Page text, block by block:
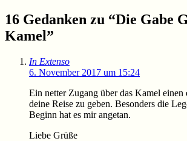
16 Gedanken zu “Die Gabe
Kamel”
In Extenso
6. November 2017 um 15:24
Ein netter Zugang über das Kamel
deine Reise zu geben. Besonders die
Beginn hat es mir angetan.
Liebe Grüße